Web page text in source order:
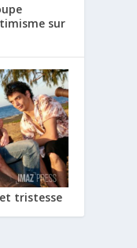
sur
tristesse